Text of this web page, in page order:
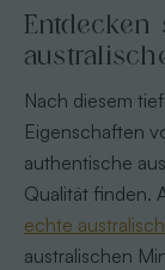
Nach diesem
Eigenschaften
authentische
Qualität finden.
echte
australischen